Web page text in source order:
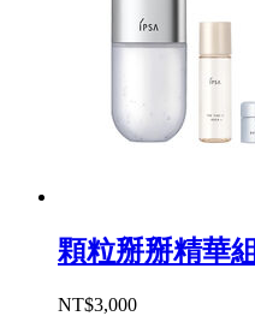
顆粒掰掰精華組
NT$3,000